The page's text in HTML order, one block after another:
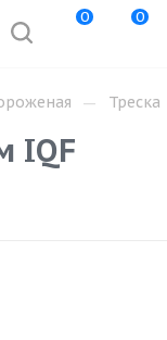
0 0
— Треска
IQF